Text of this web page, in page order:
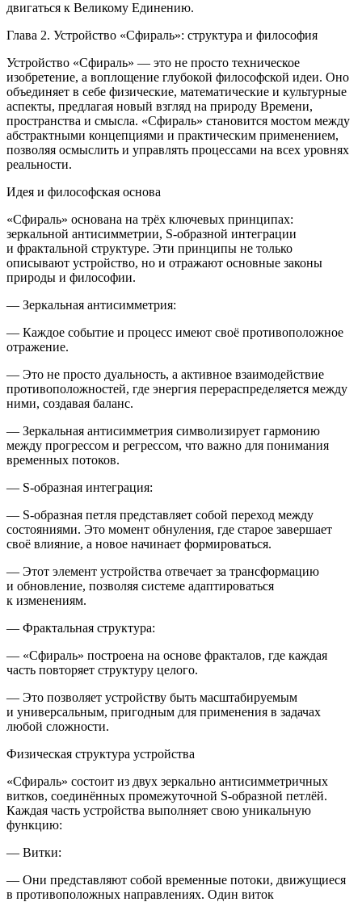
двигаться к Великому Единению.
Глава 2. Устройство «Сфираль»: структура и философия
Устройство «Сфираль» — это не просто техническое
изобретение, а воплощение глубокой философской идеи. Оно
объединяет в себе физические, математические и культурные
аспекты, предлагая новый взгляд на природу Времени,
пространства и смысла. «Сфираль» становится мостом между
абстрактными концепциями и практическим применением,
позволяя осмыслить и управлять процессами на всех уровнях
реальности.
Идея и философская основа
«Сфираль» основана на трёх ключевых принципах:
зеркальной антисимметрии, S-образной интеграции
и фрактальной структуре. Эти принципы не только
описывают устройство, но и отражают основные законы
природы и философии.
— Зеркальная антисимметрия:
— Каждое событие и процесс имеют своё противоположное
отражение.
— Это не просто дуальность, а активное взаимодействие
противоположностей, где энергия перераспределяется между
ними, создавая баланс.
— Зеркальная антисимметрия символизирует гармонию
между прогрессом и регрессом, что важно для понимания
временных потоков.
— S-образная интеграция:
— S-образная петля представляет собой переход между
состояниями. Это момент обнуления, где старое завершает
своё влияние, а новое начинает формироваться.
— Этот элемент устройства отвечает за трансформацию
и обновление, позволяя системе адаптироваться
к изменениям.
— Фрактальная структура:
— «Сфираль» построена на основе фракталов, где каждая
часть повторяет структуру целого.
— Это позволяет устройству быть масштабируемым
и универсальным, пригодным для применения в задачах
любой сложности.
Физическая структура устройства
«Сфираль» состоит из двух зеркально антисимметричных
витков, соединённых промежуточной S-образной петлёй.
Каждая часть устройства выполняет свою уникальную
функцию:
— Витки:
— Они представляют собой временные потоки, движущиеся
в противоположных направлениях. Один виток